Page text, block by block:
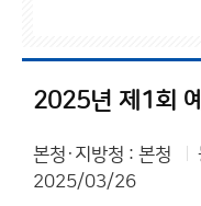
본청·지방청 : 본청
2025/03/26